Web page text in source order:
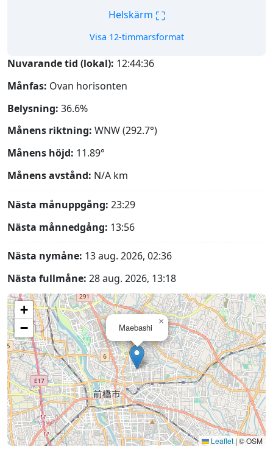
Helskärm ⛶
Visa 12-timmarsformat
Nuvarande tid (lokal): 12:44:37
Månfas: Ovan horisonten
Belysning: 36.6%
Månens riktning: WNW (292.7°)
Månens höjd: 11.89°
Månens avstånd: N/A km
Nästa månuppgång: 23:29
Nästa månnedgång: 13:56
Nästa nymåne: 13 aug. 2026, 02:36
Nästa fullmåne: 28 aug. 2026, 13:18
Maebashi
×
+
−
Leaflet |© OSM